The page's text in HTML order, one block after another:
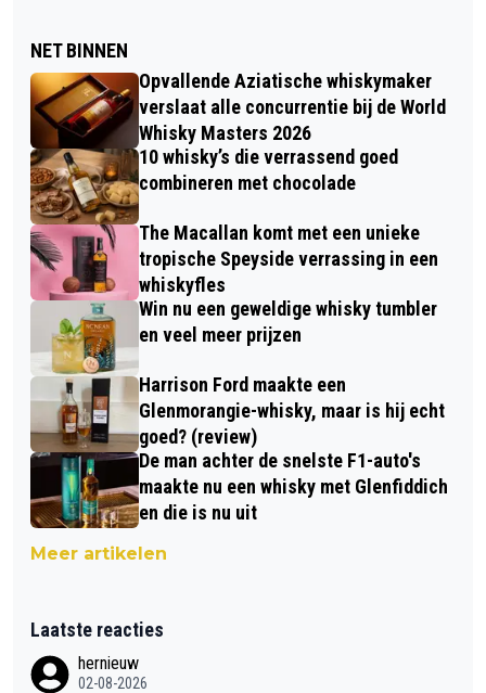
NET BINNEN
Opvallende Aziatische whiskymaker
verslaat alle concurrentie bij de World
Whisky Masters 2026
10 whisky’s die verrassend goed
combineren met chocolade
The Macallan komt met een unieke
tropische Speyside verrassing in een
whiskyfles
Win nu een geweldige whisky tumbler
en veel meer prijzen
Harrison Ford maakte een
Glenmorangie-whisky, maar is hij echt
goed? (review)
De man achter de snelste F1-auto's
maakte nu een whisky met Glenfiddich
en die is nu uit
Meer artikelen
Laatste reacties
hernieuw
02-08-2026